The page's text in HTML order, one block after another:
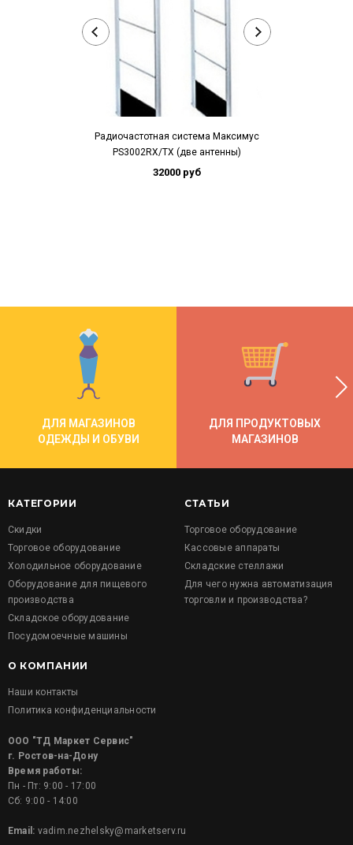
Радиочастотная система Максимус
PS3002RX/TX (две антенны)
32000 руб
ДЛЯ МАГАЗИНОВ
ОДЕЖДЫ И ОБУВИ
ДЛЯ ПРОДУКТОВЫХ
МАГАЗИНОВ
КАТЕГОРИИ
Скидки
Торговое оборудование
Холодильное оборудование
Оборудование для пищевого
производства
Складское оборудование
Посудомоечные машины
СТАТЬИ
Торговое оборудование
Кассовые аппараты
Складские стеллажи
Для чего нужна автоматизация
торговли и производства?
О КОМПАНИИ
Наши контакты
Политика конфиденциальности
ООО "ТД Маркет Сервис"
г. Ростов-на-Дону
Время работы:
Пн - Пт: 9:00 - 17:00
Сб: 9:00 - 14:00
Email: vadim.nezhelsky@marketserv.ru